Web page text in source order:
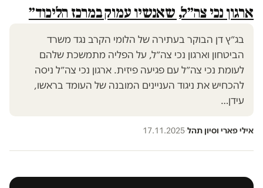
ארגון נכי צה״ל, שאנשיו עמוק במרכז הליכוד״
בג״ץ דן הבוקר בעתירה של הלומי הקרב נגד משרד
הביטחון וארגון נכי צה״ל, על הפליה מתמשכת שלהם
לעומת נכי צה״ל עם פגיעה פיזית. ארגון נכי צה״ל ניסה
להכחיש את ניגוד העניינים המובנה של העומד בראשו,
עידן…
אילי פארי וסיון תהל·
17.11.2025